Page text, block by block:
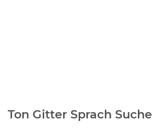
Ton Gitter Sprach Suche